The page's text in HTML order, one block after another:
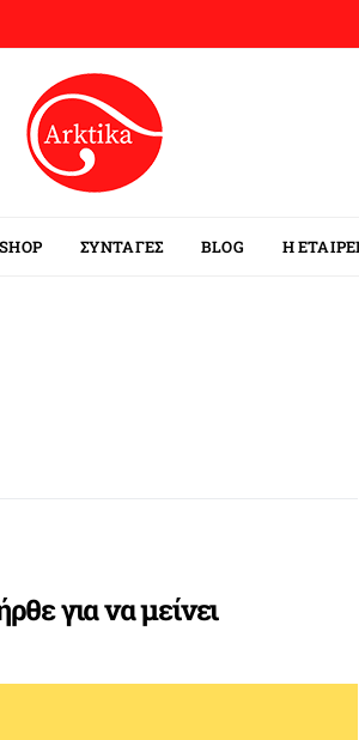
ΣΥΝΤΑΓΕΣ BLOG Η
για να μείνει